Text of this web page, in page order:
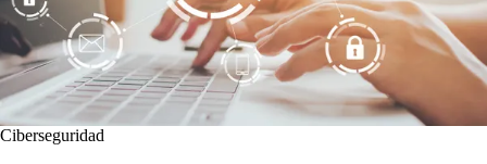
Ciberseguridad